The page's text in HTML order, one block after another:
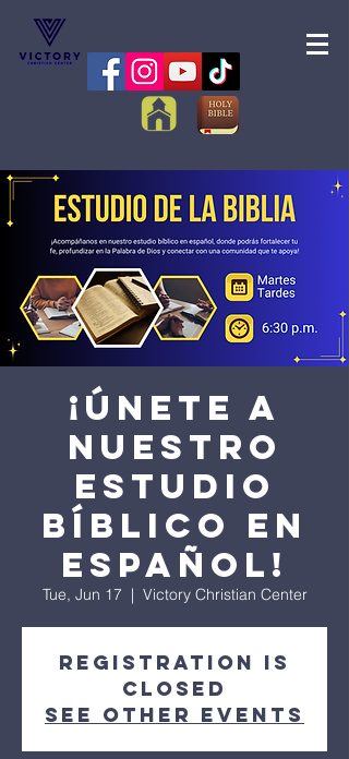
¡Únete a
nuestro
Estudio
Bíblico en
Español!
Tue, Jun 17
  |
Victory Christian Center
Registration is
closed
See other events